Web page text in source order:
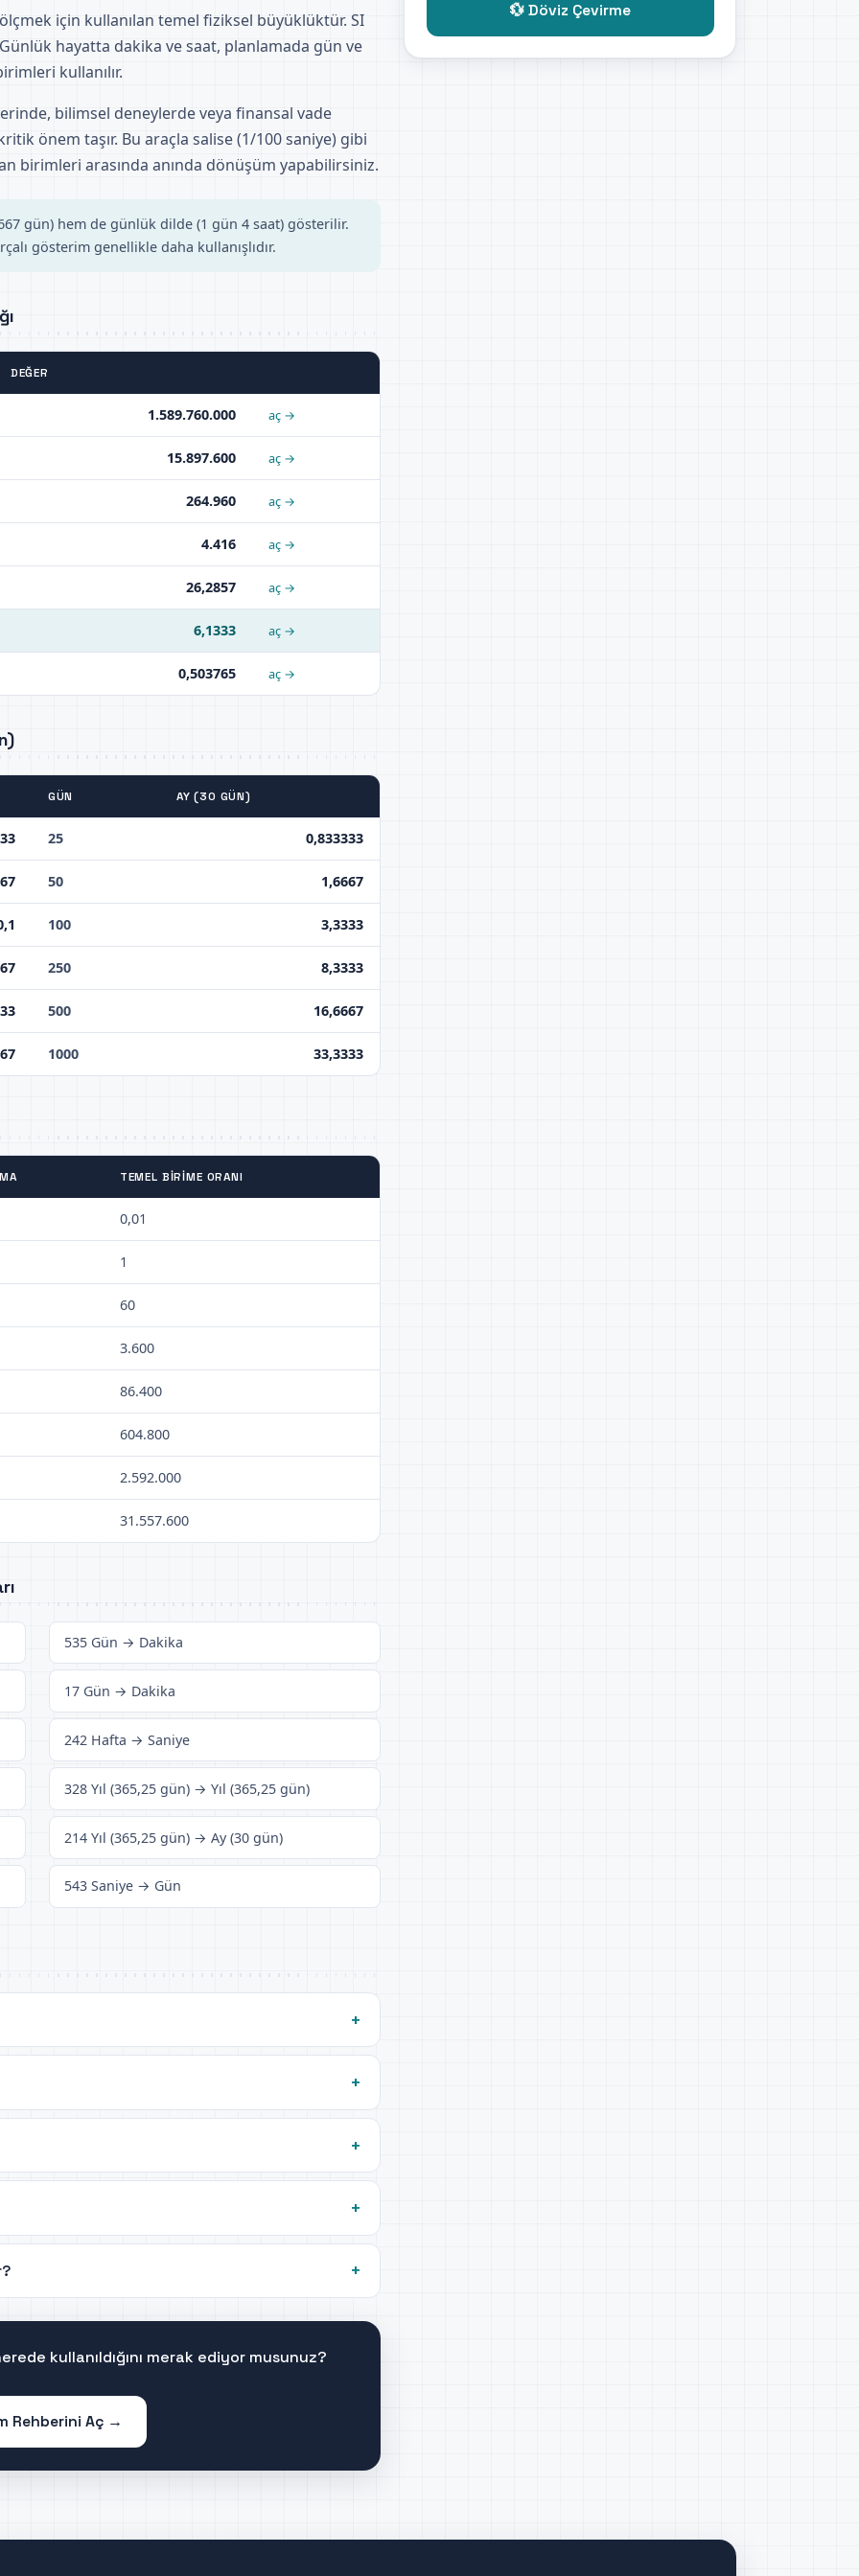
için kullanılan temel fiziksel büyüklüktür. SI
hayatta dakika ve saat, planlamada gün ve
kullanılır.
bilimsel deneylerde veya finansal vade
önem taşır. Bu araçla salise (1/100 saniye) gibi
birimleri arasında anında dönüşüm yapabilirsiniz.
gün) hem de günlük dilde (1 gün 4 saat) gösterilir.
gösterim genellikle daha kullanışlıdır.
DEĞER
1.589.760.000 aç →
15.897.600 aç →
264.960 aç →
4.416 aç →
26,2857 aç →
6,1333 aç →
0,503765 aç →
GÜN AY (30 GÜN)
25 0,833333
50 1,6667
100 3,3333
250 8,3333
500 16,6667
1000 33,3333
TEMEL BIRIME ORANI
0,01
1
60
3.600
86.400
604.800
2.592.000
31.557.600
535 Gün → Dakika
17 Gün → Dakika
242 Hafta → Saniye
328 Yıl (365,25 gün) → Yıl (365,25 gün)
214 Yıl (365,25 gün) → Ay (30 gün)
543 Saniye → Gün
kullanıldığını merak ediyor musunuz?
Rehberini Aç →
💱 Döviz Çevirme